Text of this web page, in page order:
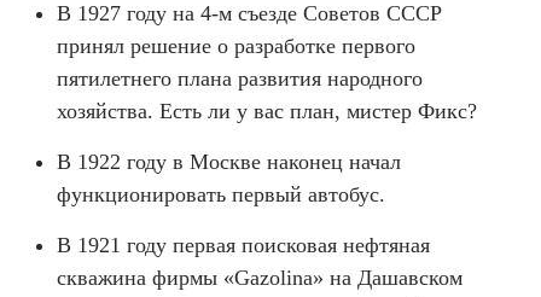
В 1927 году на 4-м съезде Советов СССР
принял решение о разработке первого
пятилетнего плана развития народного
хозяйства. Есть ли у вас план, мистер Фикс?
В 1922 году в Москве наконец начал
функционировать первый автобус.
В 1921 году первая поисковая нефтяная
скважина фирмы «Gazolina» на Дашавском